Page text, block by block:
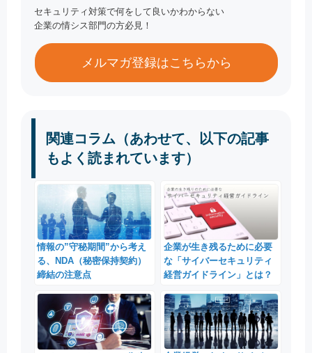
セキュリティ対策で何をして良いかわからない
企業の情シス部門の方必見！
メルマガ登録はこちらから
関連コラム（あわせて、以下の記事
もよく読まれています）
情報の”守秘期間”から考え
る、NDA（秘密保持契約）
締結の注意点
企業が生き残るために必要
な「サイバーセキュリティ
経営ガイドライン」とは？